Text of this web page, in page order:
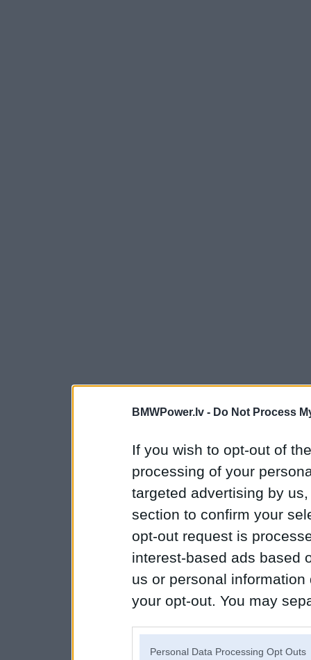
BMWPower.lv - Do Not Process
If you wish to opt-out of
processing of your
targeted advertising by
section to confirm your
opt-out request is
interest-based ads based
us or personal
your opt-out. You may
Personal Data Processing Opt Outs